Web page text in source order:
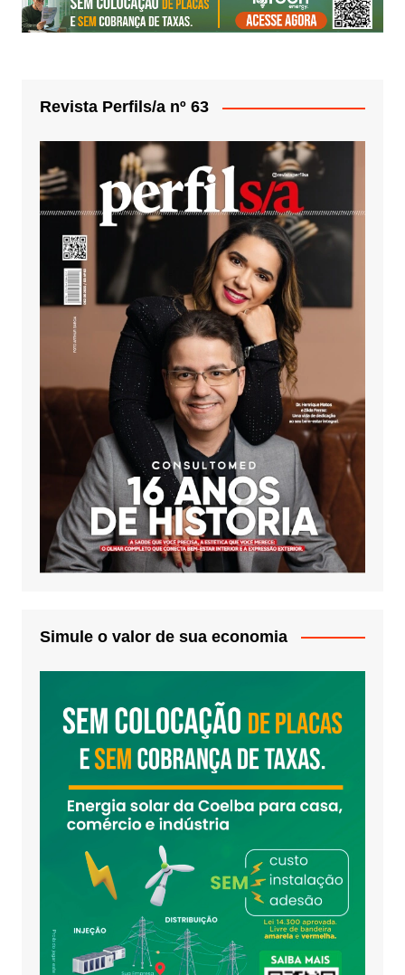
Revista Perfils/a nº 63
Simule o valor de sua economia